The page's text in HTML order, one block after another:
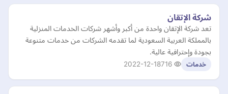
شركة الإتقان
تعد شركة الإتقان واحدة من أكبر وأشهر شركات الخدمات المنزلية
بالمملكة العربية السعودية لما تقدمه الشركات من خدمات متنوعة
بجودة وإحترافية عالية.
خدمات 2022-12-18